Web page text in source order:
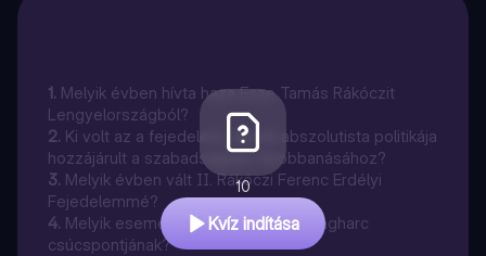
1. Melyik évben hívta haza Esze Tamás Rákóczit
Lengyelországból?
2. Ki volt az a fejedelem, akinek abszolutista politikája
hozzájárult a szabadságharc kirobbanásához?
3. Melyik évben vált II. Rákóczi Ferenc Erdélyi
Fejedelemmé?
4. Melyik eseményt tartják a szabadságharc
csúcspontjának?
10
Kvíz indítása